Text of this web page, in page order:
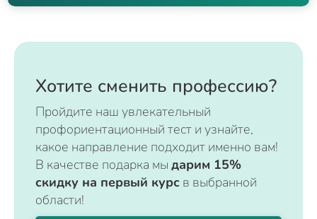
Хотите сменить профессию?
Пройдите наш увлекательный
профориентационный тест и узнайте,
какое направление подходит именно вам!
В качестве подарка мы дарим 15%
скидку на первый курс в выбранной
области!